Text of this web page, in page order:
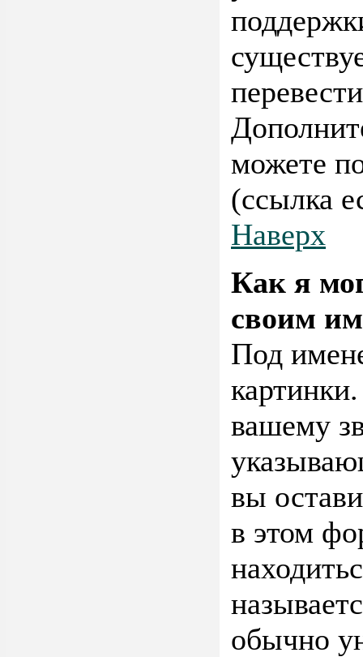
можете
(ссылка
Наверх
Как я
своим
Под
вашему
вы
в этом
обычно